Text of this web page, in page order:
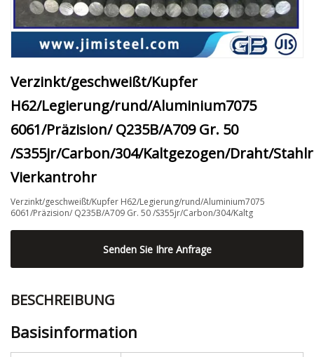
Verzinkt/geschweißt/Kupfer
H62/Legierung/rund/Aluminium7075
6061/Präzision/ Q235B/A709 Gr. 50
/S355jr/Carbon/304/Kaltgezogen/Draht/
Vierkantrohr
Verzinkt/geschweißt/Kupfer H62/Legierung/rund/Aluminium7075
6061/Präzision/ Q235B/A709 Gr. 50 /S355jr/Carbon/304/Kaltg
Senden Sie Ihre Anfrage
BESCHREIBUNG
Basisinformation